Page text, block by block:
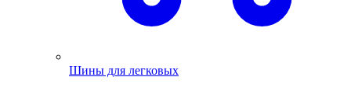
Шины для легковых